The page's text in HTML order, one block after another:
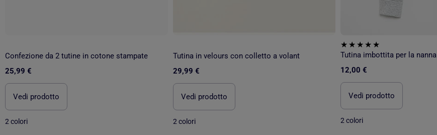
Confezione da 2 tutine in cotone stampate
25,99 €
Vedi prodotto
2 colori
Tutina in velours con colletto a volant
29,99 €
Vedi prodotto
2 colori
Tutina imbottita per la nanna
12,00 €
Vedi prodotto
2 colori